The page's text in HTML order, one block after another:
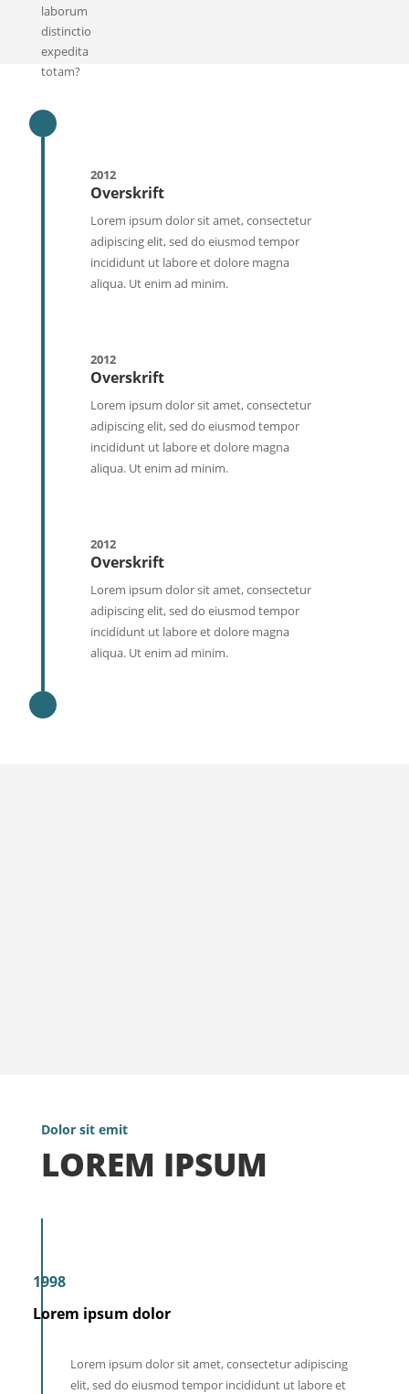
laborum
distinctio
expedita
totam?
2012
Overskrift
Lorem ipsum dolor sit amet, consectetur
adipiscing elit, sed do eiusmod tempor
incididunt ut labore et dolore magna
aliqua. Ut enim ad minim.
2012
Overskrift
Lorem ipsum dolor sit amet, consectetur
adipiscing elit, sed do eiusmod tempor
incididunt ut labore et dolore magna
aliqua. Ut enim ad minim.
2012
Overskrift
Lorem ipsum dolor sit amet, consectetur
adipiscing elit, sed do eiusmod tempor
incididunt ut labore et dolore magna
aliqua. Ut enim ad minim.
Dolor sit emit
LOREM IPSUM
1998
Lorem ipsum dolor
Lorem ipsum dolor sit amet, consectetur adipiscing
elit, sed do eiusmod tempor incididunt ut labore et